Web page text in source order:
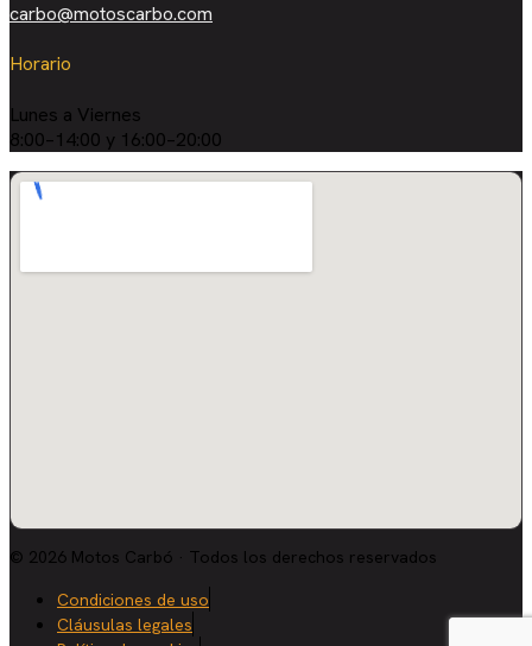
carbo@motoscarbo.com
Horario
Lunes a Viernes
8:00–14:00 y 16:00–20:00
© 2026 Motos Carbó · Todos los derechos reservados
Condiciones de uso
Cláusulas legales